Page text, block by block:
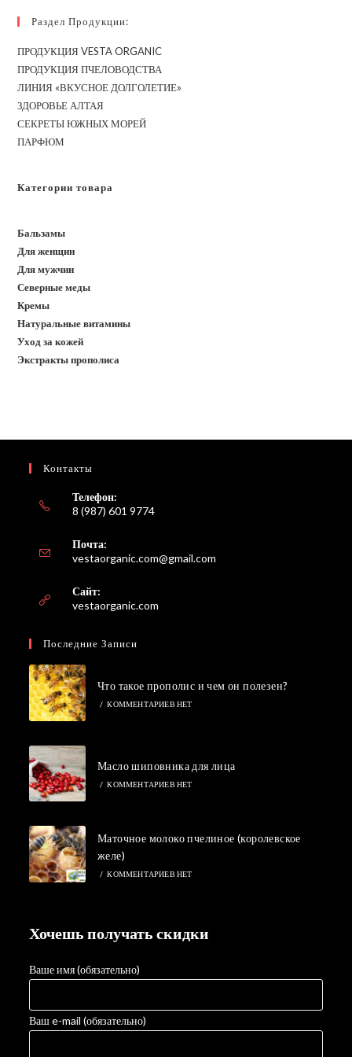
Раздел Продукции:
ПРОДУКЦИЯ VESTA ORGANIC
ПРОДУКЦИЯ ПЧЕЛОВОДСТВА
ЛИНИЯ «ВКУСНОЕ ДОЛГОЛЕТИЕ»
ЗДОРОВЬЕ АЛТАЯ
СЕКРЕТЫ ЮЖНЫХ МОРЕЙ
ПАРФЮМ
Категории товара
Бальзамы
Для женщин
Для мужчин
Северные меды
Кремы
Натуральные витамины
Уход за кожей
Экстракты прополиса
Контакты
Телефон:
8 (987) 601 9774
Почта:
vestaorganic.com@gmail.com
Сайт:
vestaorganic.com
Последние Записи
Что такое прополис и чем он полезен?
/ КОММЕНТАРИЕВ НЕТ
Масло шиповника для лица
/ КОММЕНТАРИЕВ НЕТ
Маточное молоко пчелиное (королевское
желе)
/ КОММЕНТАРИЕВ НЕТ
Хочешь получать скидки
Ваше имя (обязательно)
Ваш e-mail (обязательно)